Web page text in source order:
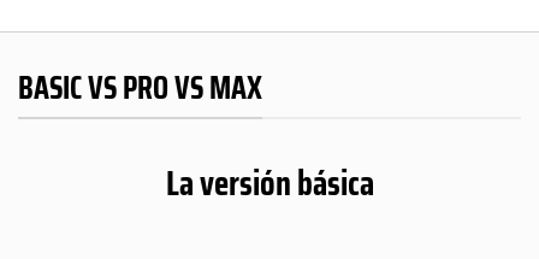
BASIC VS PRO VS MAX
La versión básica